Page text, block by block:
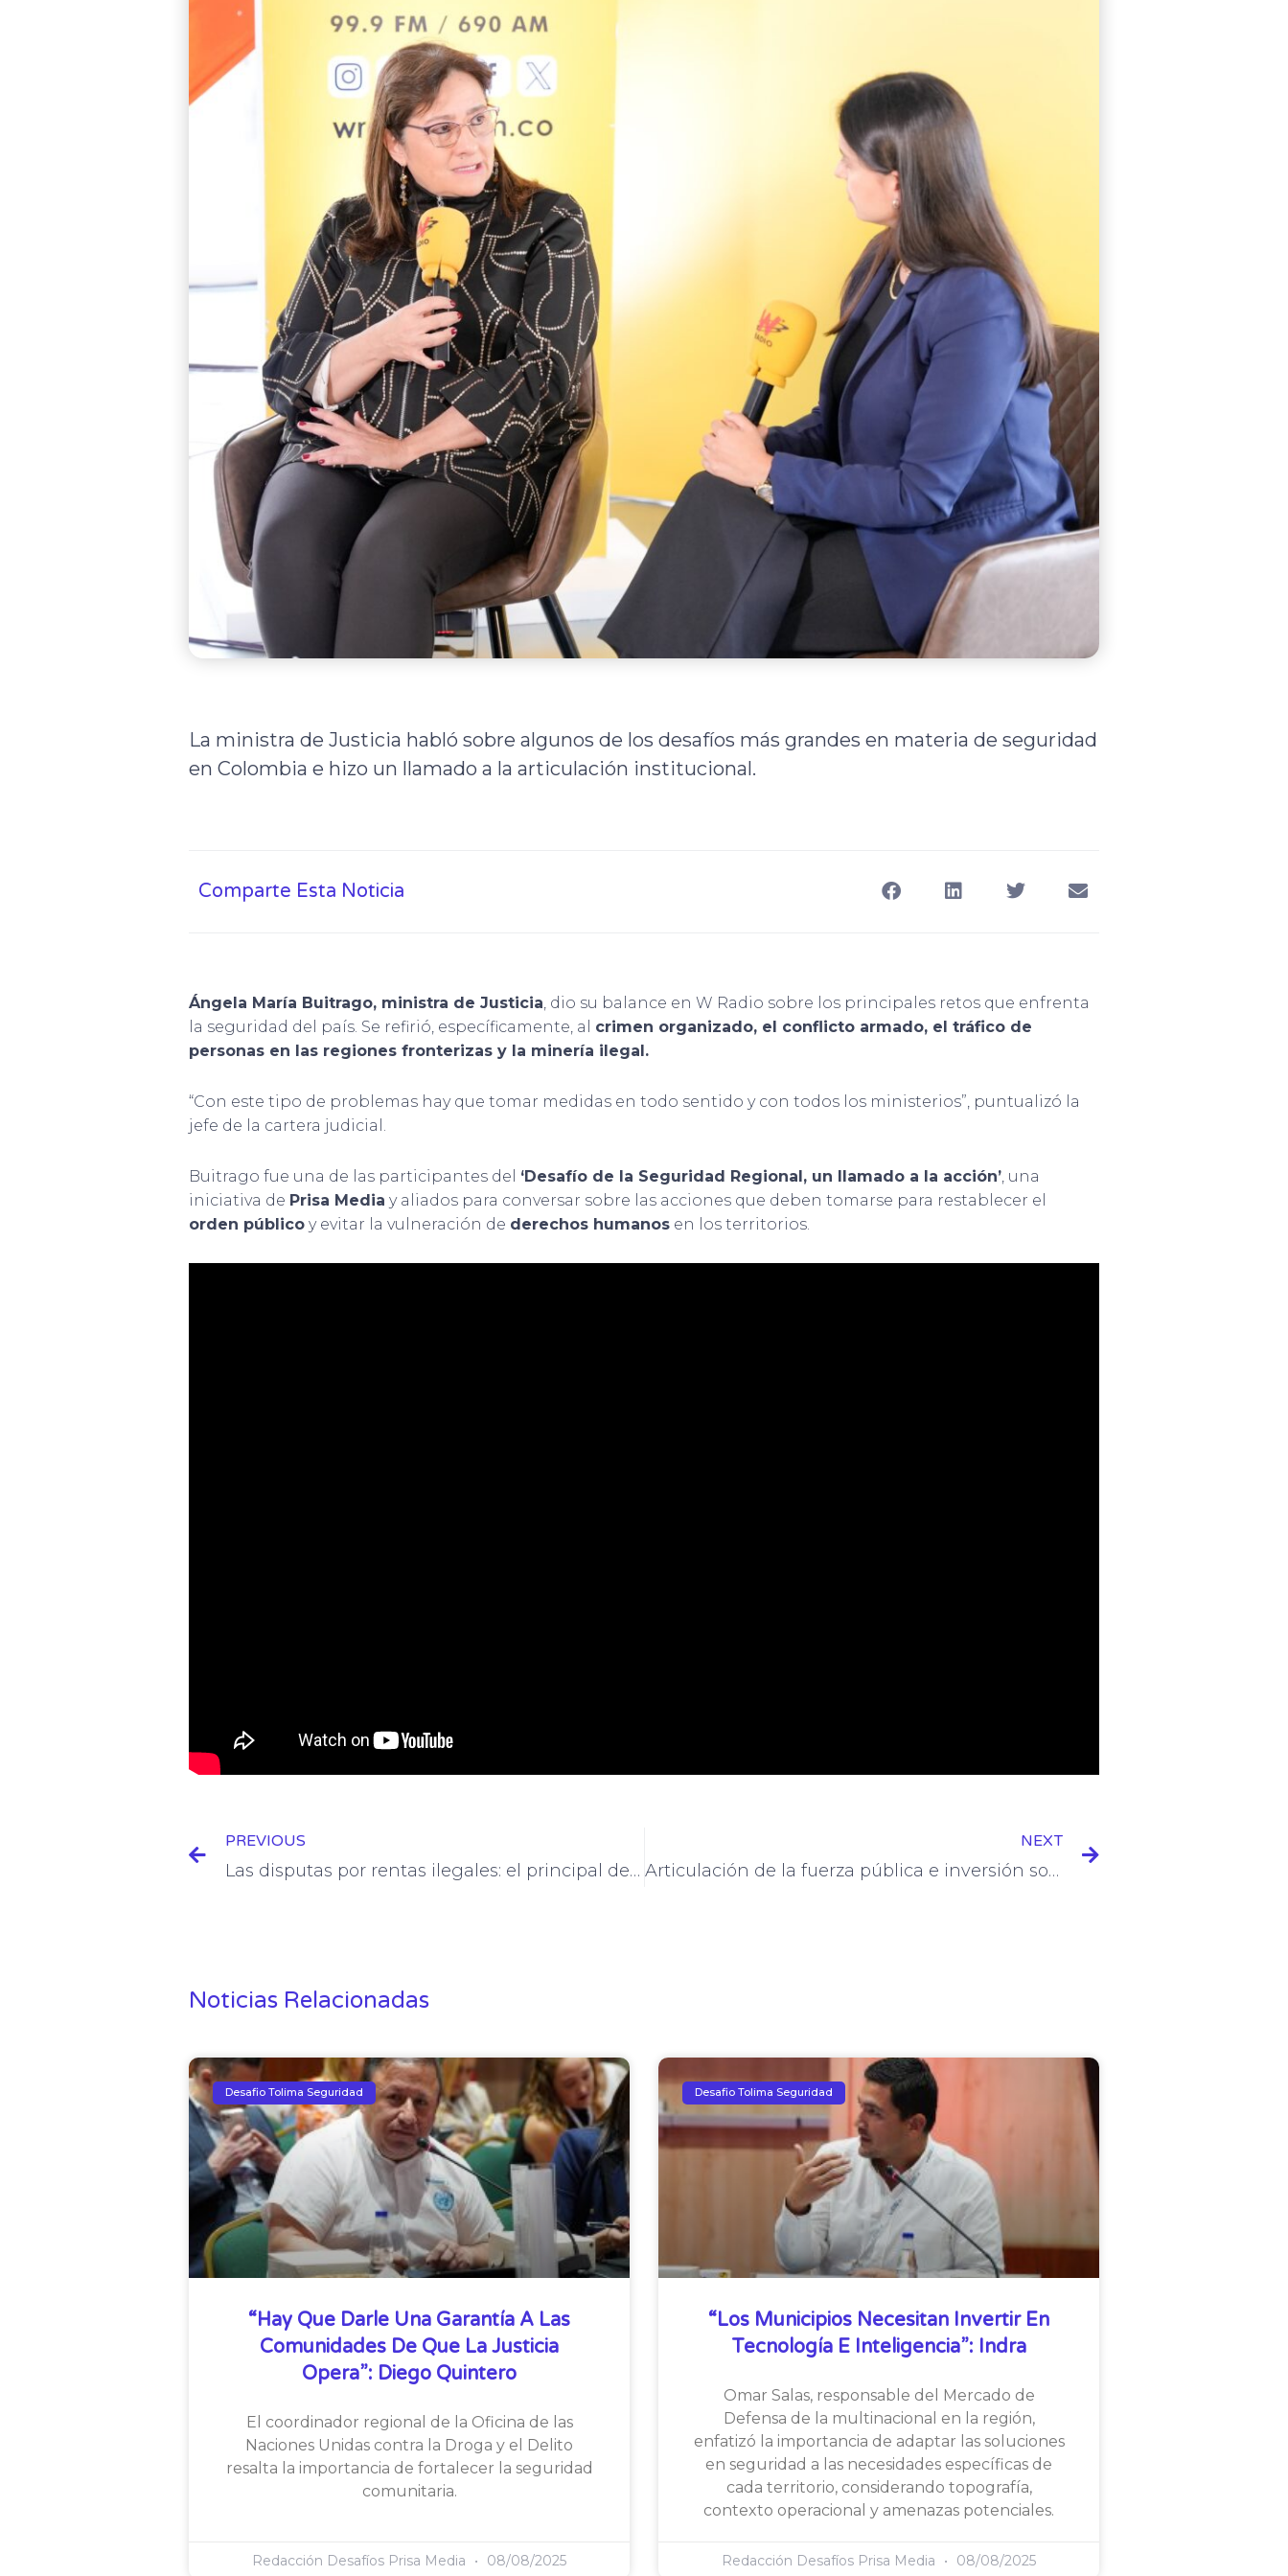
La ministra de Justicia habló sobre algunos de los desafíos más grandes en materia de seguridad
en Colombia e hizo un llamado a la articulación institucional.
Comparte Esta Noticia
Ángela María Buitrago, ministra de Justicia , dio su balance en W Radio sobre los principales retos que enfrenta
la seguridad del país. Se refirió, específicamente, al crimen organizado, el conflicto armado, el tráfico de
personas en las regiones fronterizas y la minería ilegal.
“Con este tipo de problemas hay que tomar medidas en todo sentido y con todos los ministerios”, puntualizó la
jefe de la cartera judicial.
Buitrago fue una de las participantes del ‘Desafío de la Seguridad Regional, un llamado a la acción’ , una
iniciativa de Prisa Media y aliados para conversar sobre las acciones que deben tomarse para restablecer el
orden público y evitar la vulneración de derechos humanos en los territorios.
PREVIOUS
Las disputas por rentas ilegales: el principal desafío en seguridad de Nariño
NEXT
Articulación de la fuerza pública e inversión social, el mayor reto de seguridad en Tolima
Noticias Relacionadas
Desafio Tolima Seguridad
“Hay Que Darle Una Garantía A Las
Comunidades De Que La Justicia
Opera”: Diego Quintero
El coordinador regional de la Oficina de las
Naciones Unidas contra la Droga y el Delito
resalta la importancia de fortalecer la seguridad
comunitaria.
Redacción Desafíos Prisa Media 08/08/2025
Desafio Tolima Seguridad
“Los Municipios Necesitan Invertir En
Tecnología E Inteligencia”: Indra
Omar Salas, responsable del Mercado de
Defensa de la multinacional en la región,
enfatizó la importancia de adaptar las soluciones
en seguridad a las necesidades específicas de
cada territorio, considerando topografía,
contexto operacional y amenazas potenciales.
Redacción Desafíos Prisa Media 08/08/2025